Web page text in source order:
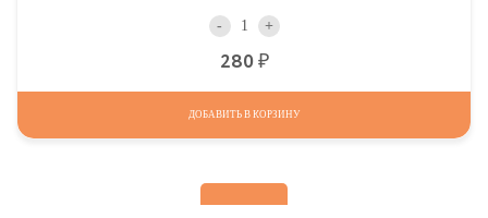
- +
280
ДОБАВИТЬ В КОРЗИНУ